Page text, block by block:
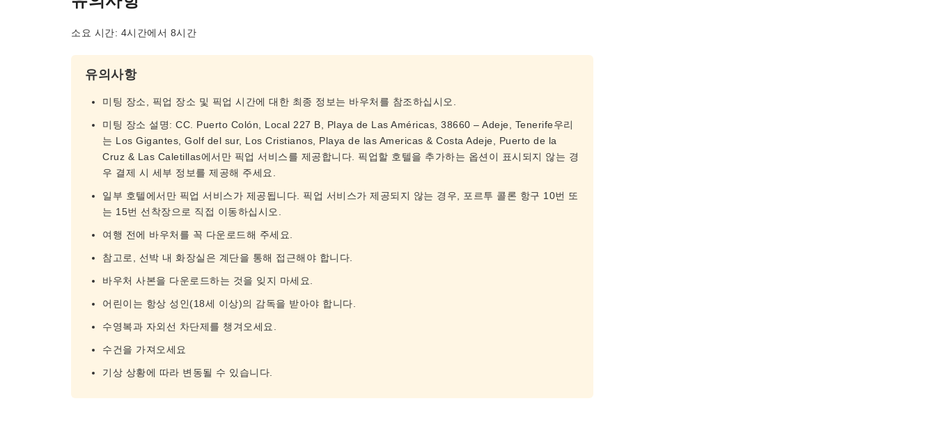
소요 시간: 4시간에서 8시간
유의사항
미팅 장소, 픽업 장소 및 픽업 시간에 대한 최종 정보는 바우처를 참조하십시오.
미팅 장소 설명: CC. Puerto Colón, Local 227 B, Playa de Las Américas, 38660 – Adeje, Tenerife우리
는 Los Gigantes, Golf del sur, Los Cristianos, Playa de las Americas & Costa Adeje, Puerto de la
Cruz & Las Caletillas에서만 픽업 서비스를 제공합니다. 픽업할 호텔을 추가하는 옵션이 표시되지 않는 경
우 결제 시 세부 정보를 제공해 주세요.
일부 호텔에서만 픽업 서비스가 제공됩니다. 픽업 서비스가 제공되지 않는 경우, 포르투 콜론 항구 10번 또
는 15번 선착장으로 직접 이동하십시오.
여행 전에 바우처를 꼭 다운로드해 주세요.
참고로, 선박 내 화장실은 계단을 통해 접근해야 합니다.
바우처 사본을 다운로드하는 것을 잊지 마세요.
어린이는 항상 성인(18세 이상)의 감독을 받아야 합니다.
수영복과 자외선 차단제를 챙겨오세요.
수건을 가져오세요
기상 상황에 따라 변동될 수 있습니다.